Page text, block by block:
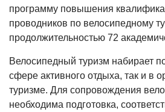
программу повышения
проводников по велосипедному
продолжительностью 72
Велосипедный туризм набирает
сфере активного отдыха, так и в
туризме. Для сопровождения
необходима подготовка,